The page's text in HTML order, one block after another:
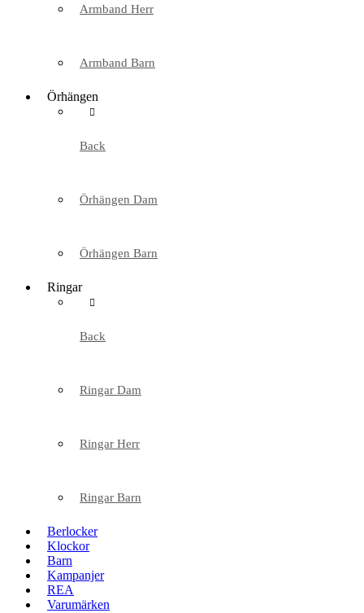
Armband Herr
Armband Barn
Örhängen
Back
Örhängen Dam
Örhängen Barn
Ringar
Back
Ringar Dam
Ringar Herr
Ringar Barn
Berlocker
Klockor
Barn
Kampanjer
REA
Varumärken